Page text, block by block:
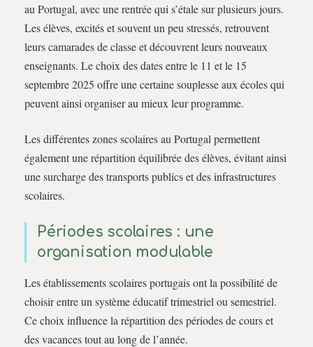
au Portugal, avec une rentrée qui s’étale sur plusieurs jours.
Les élèves, excités et souvent un peu stressés, retrouvent
leurs camarades de classe et découvrent leurs nouveaux
enseignants. Le choix des dates entre le 11 et le 15
septembre 2025 offre une certaine souplesse aux écoles qui
peuvent ainsi organiser au mieux leur programme.
Les différentes zones scolaires au Portugal permettent
également une répartition équilibrée des élèves, évitant ainsi
une surcharge des transports publics et des infrastructures
scolaires.
Périodes scolaires : une
organisation modulable
Les établissements scolaires portugais ont la possibilité de
choisir entre un système éducatif trimestriel ou semestriel.
Ce choix influence la répartition des périodes de cours et
des vacances tout au long de l’année.